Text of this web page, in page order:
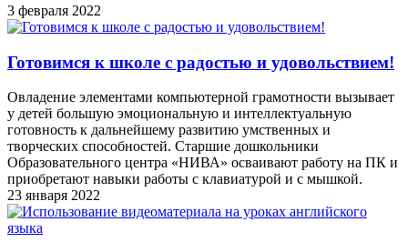
3 февраля 2022
Готовимся к школе с радостью и удовольствием!
Овладение элементами компьютерной грамотности вызывает
у детей большую эмоциональную и интеллектуальную
готовность к дальнейшему развитию умственных и
творческих способностей. Старшие дошкольники
Образовательного центра «НИВА» осваивают работу на ПК и
приобретают навыки работы с клавиатурой и с мышкой.
23 января 2022